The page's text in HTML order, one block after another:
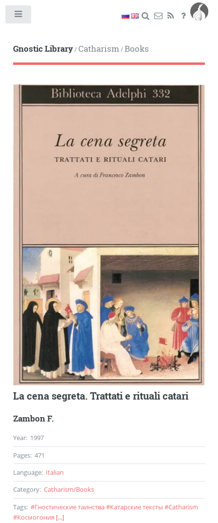
Gnostic Library/Catharism/Books
La cena segreta. Trattati e rituali catari
Zambon F.
Year: 1997
Pages: 471
Language: Italian
Category: Catharism/Books
Tags: #Гностические таинства#Катарские тексты #Catharism
#Космогония [...]